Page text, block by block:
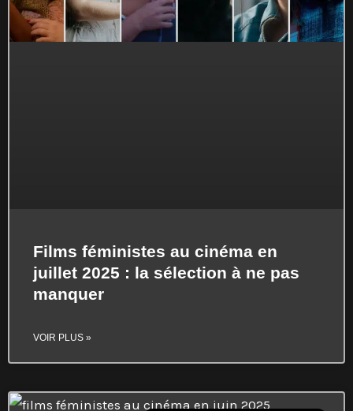
Films féministes au cinéma en
juillet 2025 : la sélection à ne pas
manquer
VOIR PLUS »